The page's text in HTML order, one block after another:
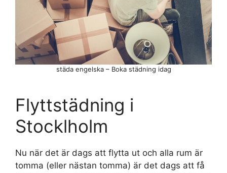
Flyttstädning i
Stocklholm
Nu när det är dags att flytta ut och alla rum är
tomma (eller nästan tomma) är det dags att få
städa engelska – Boka städning idag